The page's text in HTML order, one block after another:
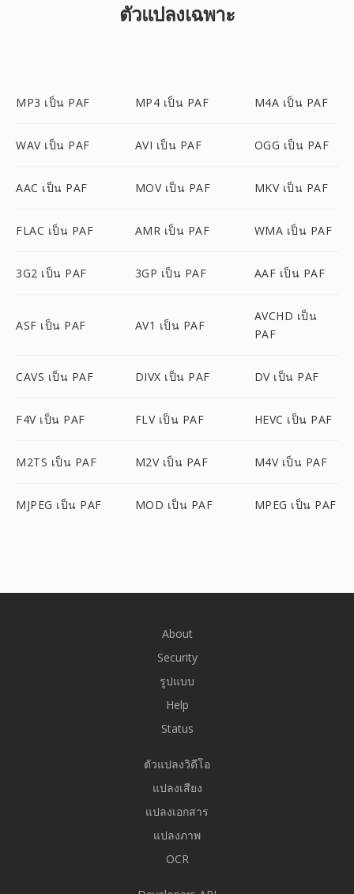
ตัวแปลงเฉพาะ
MP3 เป็น PAF MP4 เป็น PAF M4A เป็น PAF
WAV เป็น PAF AVI เป็น PAF OGG เป็น PAF
AAC เป็น PAF MOV เป็น PAF MKV เป็น PAF
FLAC เป็น PAF AMR เป็น PAF WMA เป็น PAF
3G2 เป็น PAF 3GP เป็น PAF AAF เป็น PAF
ASF เป็น PAF AV1 เป็น PAF
AVCHD เป็น
PAF
CAVS เป็น PAF DIVX เป็น PAF DV เป็น PAF
F4V เป็น PAF FLV เป็น PAF HEVC เป็น PAF
M2TS เป็น PAF M2V เป็น PAF M4V เป็น PAF
MJPEG เป็น PAF MOD เป็น PAF MPEG เป็น PAF
About
Security
รูปแบบ
Help
Status
ตัวแปลงวิดีโอ
แปลงเสียง
แปลงเอกสาร
แปลงภาพ
OCR